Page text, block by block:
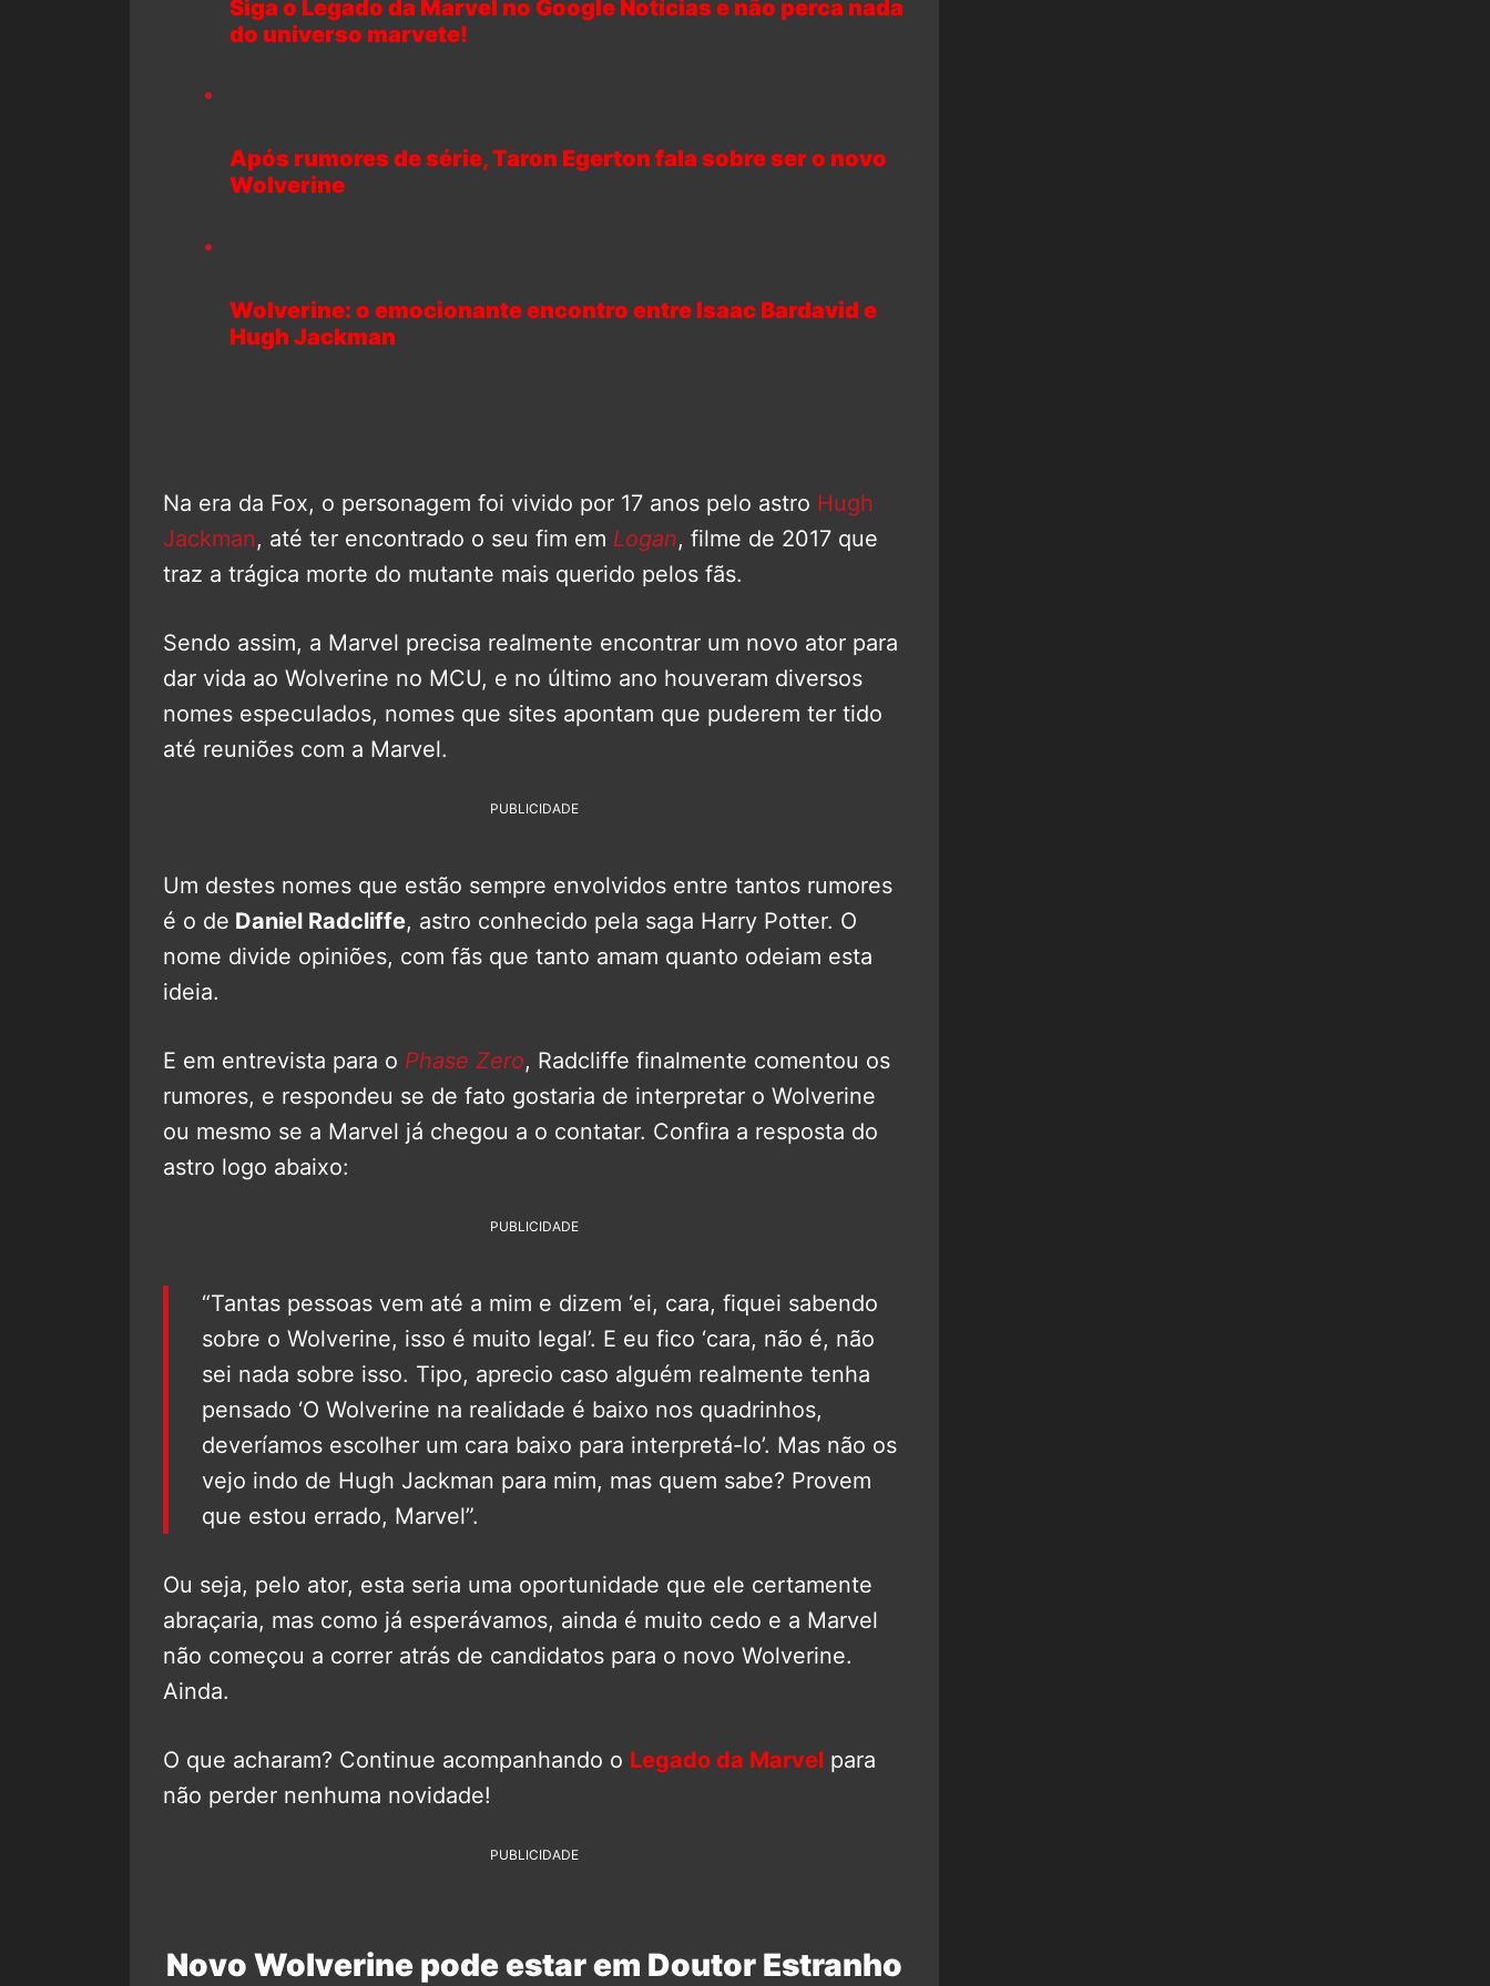
Siga o Legado da Marvel no Google Notícias e não perca nada
do universo marvete!
Após rumores de série, Taron Egerton fala sobre ser o novo
Wolverine
Wolverine: o emocionante encontro entre Isaac Bardavid e
Hugh Jackman
Na era da Fox, o personagem foi vivido por 17 anos pelo astro Hugh
Jackman, até ter encontrado o seu fim em Logan, filme de 2017 que
traz a trágica morte do mutante mais querido pelos fãs.
Sendo assim, a Marvel precisa realmente encontrar um novo ator para
dar vida ao Wolverine no MCU, e no último ano houveram diversos
nomes especulados, nomes que sites apontam que puderem ter tido
até reuniões com a Marvel.
PUBLICIDADE
Um destes nomes que estão sempre envolvidos entre tantos rumores
é o de Daniel Radcliffe, astro conhecido pela saga Harry Potter. O
nome divide opiniões, com fãs que tanto amam quanto odeiam esta
ideia.
E em entrevista para o Phase Zero, Radcliffe finalmente comentou os
rumores, e respondeu se de fato gostaria de interpretar o Wolverine
ou mesmo se a Marvel já chegou a o contatar. Confira a resposta do
astro logo abaixo:
PUBLICIDADE
“Tantas pessoas vem até a mim e dizem ‘ei, cara, fiquei sabendo
sobre o Wolverine, isso é muito legal’. E eu fico ‘cara, não é, não
sei nada sobre isso. Tipo, aprecio caso alguém realmente tenha
pensado ‘O Wolverine na realidade é baixo nos quadrinhos,
deveríamos escolher um cara baixo para interpretá-lo’. Mas não os
vejo indo de Hugh Jackman para mim, mas quem sabe? Provem
que estou errado, Marvel”.
Ou seja, pelo ator, esta seria uma oportunidade que ele certamente
abraçaria, mas como já esperávamos, ainda é muito cedo e a Marvel
não começou a correr atrás de candidatos para o novo Wolverine.
Ainda.
O que acharam? Continue acompanhando o Legado da Marvel para
não perder nenhuma novidade!
PUBLICIDADE
Novo Wolverine pode estar em Doutor Estranho